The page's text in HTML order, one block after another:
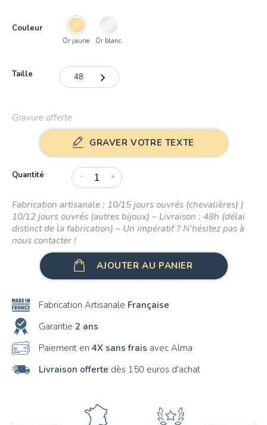
Or 18K
Couleur
Or jaune Or blanc
Taille 48
50
51
53
55
Gravure offerte
GRAVER VOTRE TEXTE
Quantité - +
Fabrication artisanale : 10/15 jours ouvrés (chevalières) |
10/12 jours ouvrés (autres bijoux) – Livraison : 48h (délai
distinct de la fabrication) – Un impératif ? N’hésitez pas à
nous contacter !
AJOUTER AU PANIER
Fabrication Artisanale Française
Garantie 2 ans
Paiement en 4X sans frais avec Alma
Livraison offerte dès 150 euros d'achat